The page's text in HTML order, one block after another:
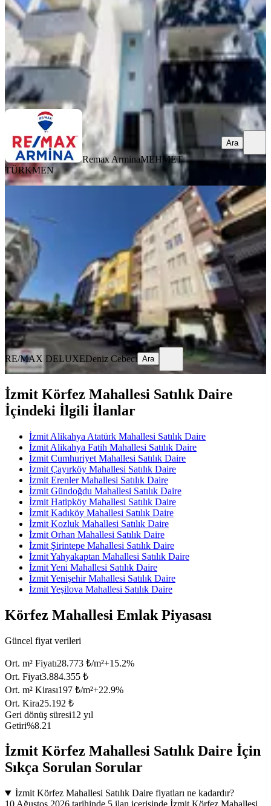
5.450.000 ₺
Remax ArminaMEHMET TÜRKMEN
Ara
Remax ArminaMEHMET
TÜRKMEN
Ara
Kadıköy Mahallesinde 2+1 Merkezi
Konumda Satılık Daire
İzmit, Kadıköy Mahallesi
2+1·95 m²·4. Kat· 06.08.2026
2.200.000 ₺
RE/MAX DELUXEDeniz Cebeci
Ara
RE/MAX DELUXEDeniz Cebeci Ara
İzmit Körfez Mahallesi Satılık Daire
İçindeki İlgili İlanlar
İzmit Alikahya Atatürk Mahallesi Satılık Daire
İzmit Alikahya Fatih Mahallesi Satılık Daire
İzmit Cumhuriyet Mahallesi Satılık Daire
İzmit Çayırköy Mahallesi Satılık Daire
İzmit Erenler Mahallesi Satılık Daire
İzmit Gündoğdu Mahallesi Satılık Daire
İzmit Hatipköy Mahallesi Satılık Daire
İzmit Kadıköy Mahallesi Satılık Daire
İzmit Kozluk Mahallesi Satılık Daire
İzmit Orhan Mahallesi Satılık Daire
İzmit Şirintepe Mahallesi Satılık Daire
İzmit Yahyakaptan Mahallesi Satılık Daire
İzmit Yeni Mahallesi Satılık Daire
İzmit Yenişehir Mahallesi Satılık Daire
İzmit Yeşilova Mahallesi Satılık Daire
Körfez Mahallesi Emlak Piyasası
Güncel fiyat verileri
Ort. m² Fiyatı28.773 ₺/m²+15.2%
Ort. Fiyat3.884.355 ₺
Ort. m² Kirası197 ₺/m²+22.9%
Ort. Kira25.192 ₺
Geri dönüş süresi12 yıl
Getiri%8.21
İzmit Körfez Mahallesi Satılık Daire İçin
Sıkça Sorulan Sorular
İzmit Körfez Mahallesi Satılık Daire fiyatları ne kadardır?